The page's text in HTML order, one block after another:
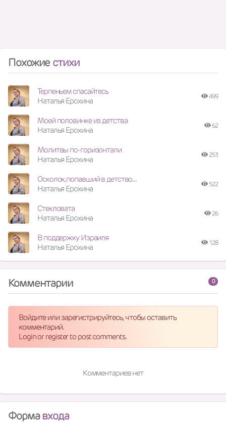
Похожие стихи
Терпеньем спасайтесь
Наталья Ерохина
499
Моей половинке из детства
Наталья Ерохина
62
Молитвы по-горизонтали
Наталья Ерохина
253
Осколок,попавший в детство...
Наталья Ерохина
522
Стекловата
Наталья Ерохина
26
В поддержку Израиля
Наталья Ерохина
128
0
Комментарии
Войдите или зарегистрируйтесь, чтобы оставить
комментарий.
Login or register to post comments.
Комментариев нет
Формавхода